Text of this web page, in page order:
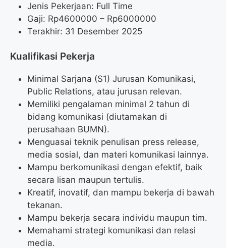
Jenis Pekerjaan: Full Time
Gaji: Rp4600000 – Rp6000000
Terakhir: 31 Desember 2025
Kualifikasi Pekerja
Minimal Sarjana (S1) Jurusan Komunikasi,
Public Relations, atau jurusan relevan.
Memiliki pengalaman minimal 2 tahun di
bidang komunikasi (diutamakan di
perusahaan BUMN).
Menguasai teknik penulisan press release,
media sosial, dan materi komunikasi lainnya.
Mampu berkomunikasi dengan efektif, baik
secara lisan maupun tertulis.
Kreatif, inovatif, dan mampu bekerja di bawah
tekanan.
Mampu bekerja secara individu maupun tim.
Memahami strategi komunikasi dan relasi
media.